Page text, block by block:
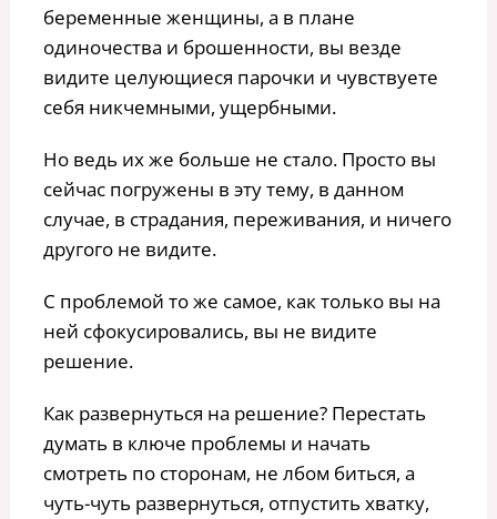
беременные женщины, а в плане
одиночества и брошенности, вы везде
видите целующиеся парочки и чувствуете
себя никчемными, ущербными.
Но ведь их же больше не стало. Просто вы
сейчас погружены в эту тему, в данном
случае, в страдания, переживания, и ничего
другого не видите.
С проблемой то же самое, как только вы на
ней сфокусировались, вы не видите
решение.
Как развернуться на решение? Перестать
думать в ключе проблемы и начать
смотреть по сторонам, не лбом биться, а
чуть-чуть развернуться, отпустить хватку,